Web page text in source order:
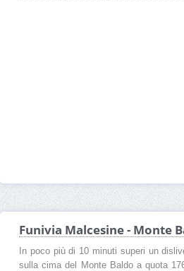
Funivia Malcesine - Monte
In poco più di 10 minuti superi un
sulla cima del Monte Baldo a quota